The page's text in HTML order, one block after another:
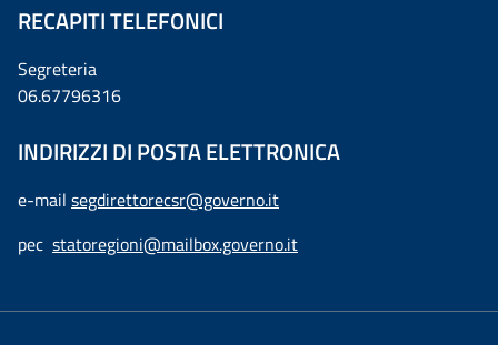
RECAPITI TELEFONICI
Segreteria
06.67796316
INDIRIZZI DI POSTA ELETTRONICA
e-mail segdirettorecsr@governo.it
pec statoregioni@mailbox.governo.it